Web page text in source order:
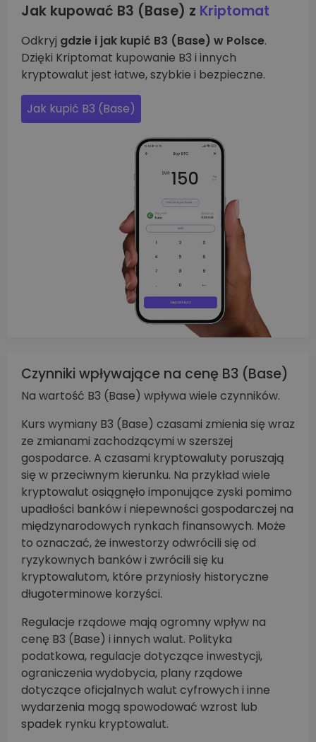
Jak kupować B3 (Base) z Kriptomat
Odkryj gdzie i jak kupić B3 (Base) w Polsce.
Dzięki Kriptomat kupowanie B3 i innych
kryptowalut jest łatwe, szybkie i bezpieczne.
Jak kupić B3 (Base)
Czynniki wpływające na cenę B3 (Base)
Na wartość B3 (Base) wpływa wiele czynników.
Kurs wymiany B3 (Base) czasami zmienia się wraz
ze zmianami zachodzącymi w szerszej
gospodarce. A czasami kryptowaluty poruszają
się w przeciwnym kierunku. Na przykład wiele
kryptowalut osiągnęło imponujące zyski pomimo
upadłości banków i niepewności gospodarczej na
międzynarodowych rynkach finansowych. Może
to oznaczać, że inwestorzy odwrócili się od
ryzykownych banków i zwrócili się ku
kryptowalutom, które przyniosły historyczne
długoterminowe korzyści.
Regulacje rządowe mają ogromny wpływ na
cenę B3 (Base) i innych walut. Polityka
podatkowa, regulacje dotyczące inwestycji,
ograniczenia wydobycia, plany rządowe
dotyczące oficjalnych walut cyfrowych i inne
wydarzenia mogą spowodować wzrost lub
spadek rynku kryptowalut.